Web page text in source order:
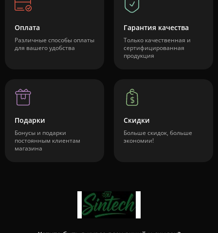
Оплата
Различные способы оплаты
для вашего удобства
Гарантия качества
Только качественная и
сертифицированная
продукция
Подарки
Бонусы и подарки
постоянным клиентам
магазина
Скидки
Больше скидок, больше
экономии!